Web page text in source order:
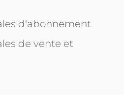
d'abonnement
de vente et